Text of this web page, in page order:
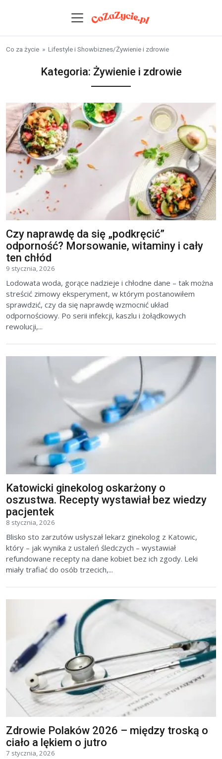
Co za życie » Lifestyle i Showbiznes/Żywienie i zdrowie
Kategoria: Żywienie i zdrowie
Czy naprawdę da się „podkręcić”
odporność? Morsowanie, witaminy i cały
ten chłód
9 stycznia, 2026
Lodowata woda, gorące nadzieje i chłodne dane – tak można
streścić zimowy eksperyment, w którym postanowiłem
sprawdzić, czy da się naprawdę wzmocnić układ
odpornościowy. Po serii infekcji, kaszlu i żołądkowych
rewolucji,...
Katowicki ginekolog oskarżony o
oszustwa. Recepty wystawiał bez wiedzy
pacjentek
8 stycznia, 2026
Blisko sto zarzutów usłyszał lekarz ginekolog z Katowic,
który – jak wynika z ustaleń śledczych – wystawiał
refundowane recepty na dane kobiet bez ich zgody. Leki
miały trafiać do osób trzecich,...
Zdrowie Polaków 2026 – między troską o
ciało a lękiem o jutro
7 stycznia, 2026